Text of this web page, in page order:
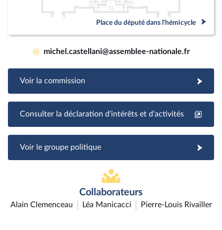
Place du député dans l'hémicycle
@ michel.castellani@assemblee-nationale.fr
Voir la commission
Consulter la déclaration d'intérêts et d'activités
Voir le groupe politique
Collaborateurs
Alain Clemenceau Léa Manicacci Pierre-Louis Rivailler